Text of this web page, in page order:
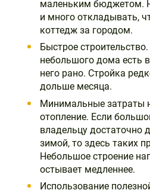
маленьким бюджетом.
и много откладывать,
коттедж за городом.
Быстрое
небольшого дома есть
него рано. Стройка
дольше месяца.
Минимальные затраты
отопление. Если
владельцу достаточно
зимой, то здесь таких
Небольшое строение
остывает медленнее.
Использование